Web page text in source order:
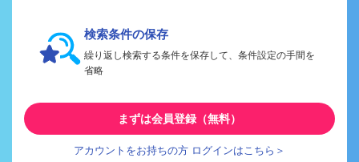
検索条件の保存
繰り返し検索する条件を保存して、条件設定の手間を
省略
まずは会員登録（無料）
アカウントをお持ちの方 ログインはこちら＞